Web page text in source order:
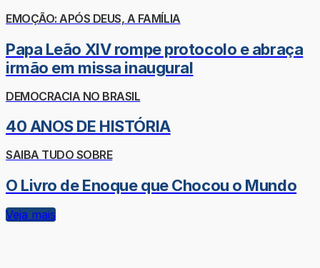
EMOÇÃO: APÓS DEUS, A FAMÍLIA
Papa Leão XIV rompe protocolo e abraça
irmão em missa inaugural
DEMOCRACIA NO BRASIL
40 ANOS DE HISTÓRIA
SAIBA TUDO SOBRE
O Livro de Enoque que Chocou o Mundo
Veja mais